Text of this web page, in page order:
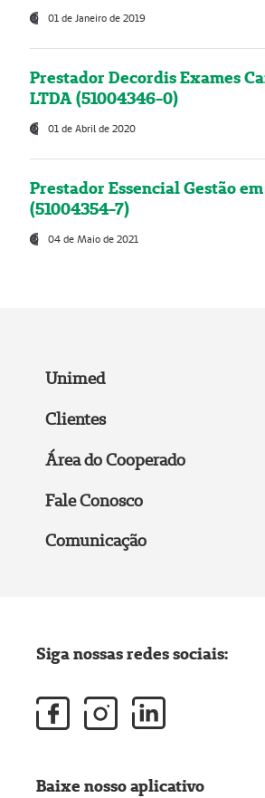
01 de Janeiro de 2019
Prestador Decordis Exames
LTDA (51004346-0)
01 de Abril de 2020
Prestador Essencial Gestão
(51004354-7)
04 de Maio de 2021
Unimed
Clientes
Área do Cooperado
Fale Conosco
Comunicação
Siga nossas redes sociais:
Baixe nosso aplicativo